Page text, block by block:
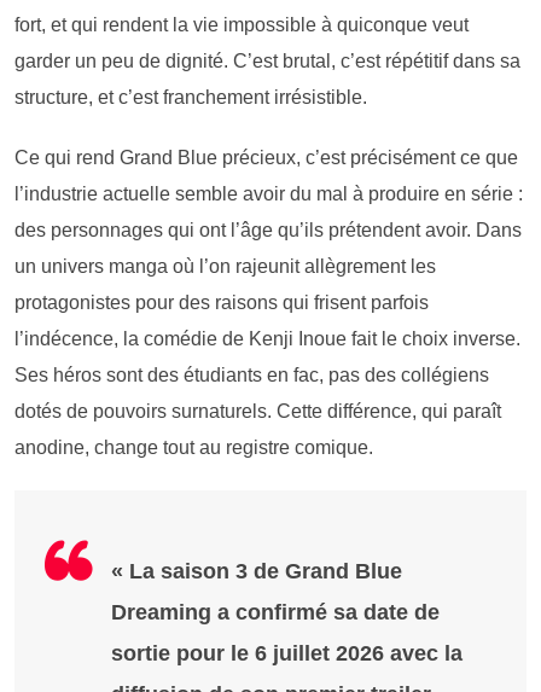
fort, et qui rendent la vie impossible à quiconque veut
garder un peu de dignité. C’est brutal, c’est répétitif dans sa
structure, et c’est franchement irrésistible.
Ce qui rend Grand Blue précieux, c’est précisément ce que
l’industrie actuelle semble avoir du mal à produire en série :
des personnages qui ont l’âge qu’ils prétendent avoir. Dans
un univers manga où l’on rajeunit allègrement les
protagonistes pour des raisons qui frisent parfois
l’indécence, la comédie de Kenji Inoue fait le choix inverse.
Ses héros sont des étudiants en fac, pas des collégiens
dotés de pouvoirs surnaturels. Cette différence, qui paraît
anodine, change tout au registre comique.
« La saison 3 de Grand Blue
Dreaming a confirmé sa date de
sortie pour le 6 juillet 2026 avec la